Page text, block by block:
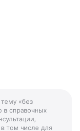
тему «без
в справочных
том числе для